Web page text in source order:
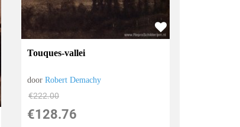
Touques-vallei
doorRobert Demachy
€222.00
€128.76